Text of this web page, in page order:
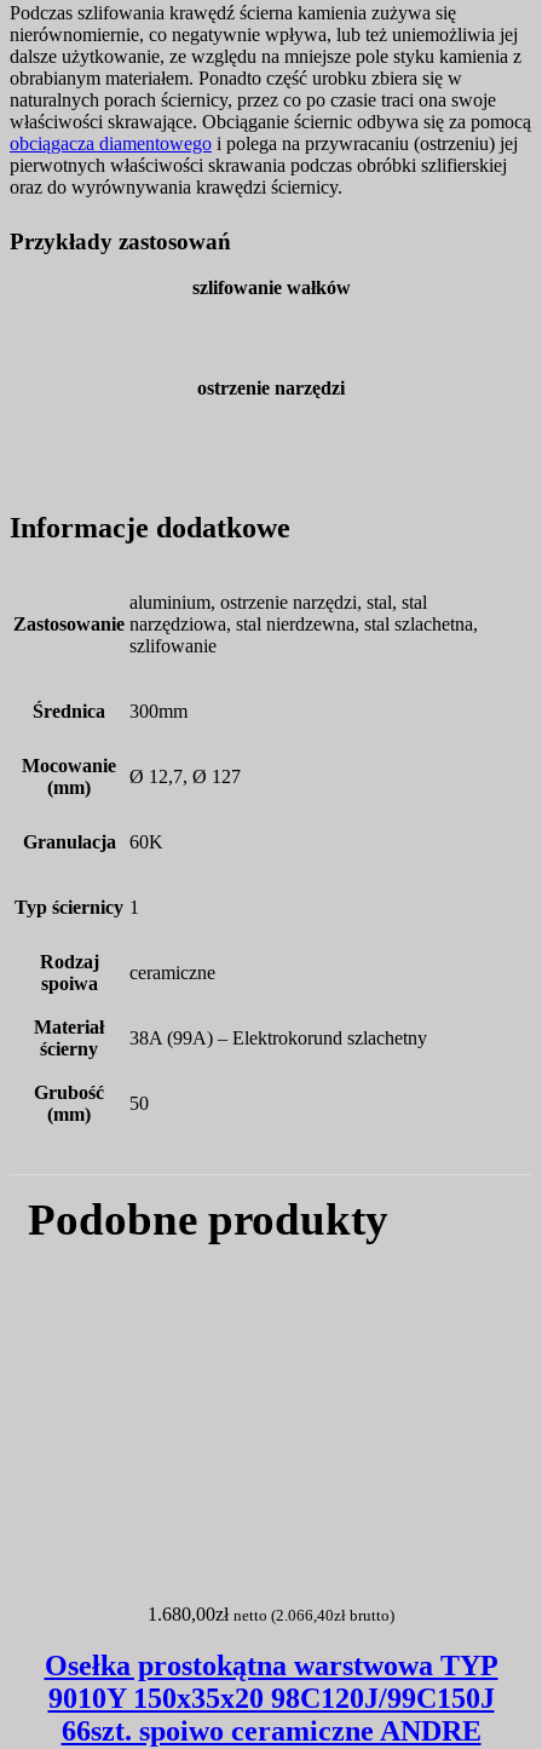
Podczas szlifowania krawędź ścierna kamienia zużywa się
nierównomiernie, co negatywnie wpływa, lub też uniemożliwia jej
dalsze użytkowanie, ze względu na mniejsze pole styku kamienia z
obrabianym materiałem. Ponadto część urobku zbiera się w
naturalnych porach ściernicy, przez co po czasie traci ona swoje
właściwości skrawające. Obciąganie ściernic odbywa się za pomocą
obciągacza diamentowego i polega na przywracaniu (ostrzeniu) jej
pierwotnych właściwości skrawania podczas obróbki szlifierskiej
oraz do wyrównywania krawędzi ściernicy.
Przykłady zastosowań
szlifowanie wałków
ostrzenie narzędzi
Informacje dodatkowe
Zastosowanie
aluminium, ostrzenie narzędzi, stal, stal
narzędziowa, stal nierdzewna, stal szlachetna,
szlifowanie
Średnica 300mm
Mocowanie
(mm)
Ø 12,7, Ø 127
Granulacja 60K
Typ ściernicy 1
Rodzaj
spoiwa
ceramiczne
Materiał
ścierny
38A (99A) – Elektrokorund szlachetny
Grubość
(mm)
50
Podobne produkty
1.680,00zł netto (2.066,40zł brutto)
Osełka prostokątna warstwowa TYP
9010Y 150x35x20 98C120J/99C150J
66szt. spoiwo ceramiczne ANDRE